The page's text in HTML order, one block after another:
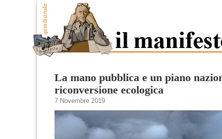
La mano pubblica e un piano
riconversione ecologica
7 Novembre 2019